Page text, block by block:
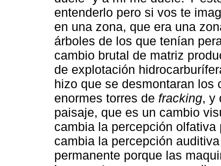
entenderlo pero si vos te
en una zona, que era una
árboles de los que tenían
cambio brutal de matriz
de explotación
hizo que se desmontaran los
enormes torres de fracking, y
paisaje, que es un cambio
cambia la percepción
cambia la percepción
permanente porque las